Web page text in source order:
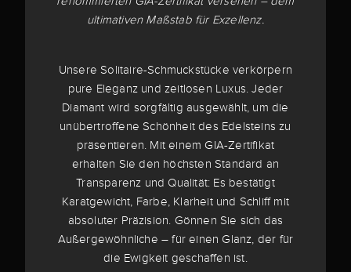
ultimativen Maßstab für Exzellenz.
Unsere Solitaire-Schmuckstücke verkörpern
pure Eleganz und zeitlosen Luxus. Jeder
Diamant wird sorgfältig ausgewählt, um die
unübertroffene Schönheit des Edelsteins zu
präsentieren. Mit einem GIA-Zertifikat
erhalten Sie den höchsten Standard an
Transparenz und Qualität: Es bestätigt
Karatgewicht, Farbe, Klarheit und Schliff mit
absoluter Präzision. Gönnen Sie sich das
Außergewöhnliche – für einen Glanz, der für
die Ewigkeit geschaffen ist.